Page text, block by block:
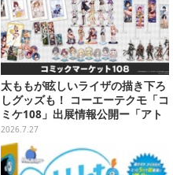
太ももが眩しいライザの描き下ろ
しグッズも！ コーエーテクモ「コ
ミケ108」出展情報公開ー「アト
リエ」シリーズ、『真・三國無双
ORIGNS』などのグッズが販売
2026.7.27